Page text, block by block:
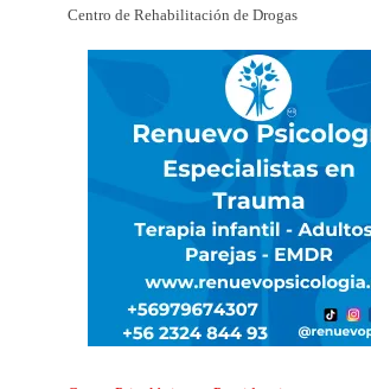
Centro de Rehabilitación de Drogas